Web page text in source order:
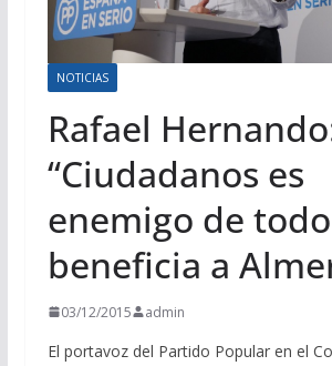
NOTICIAS
Rafael
“Ciudadanos es
enemigo de
beneficia a
03/12/2015 admin
El portavoz del Partido Popular en el